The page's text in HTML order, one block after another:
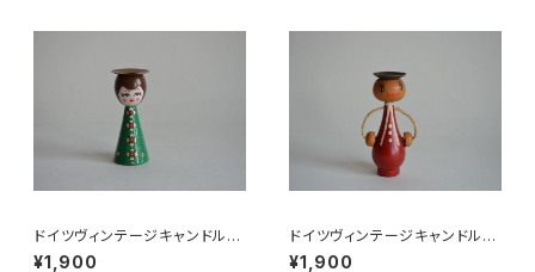
ドイツヴィンテージキャンドルホ
ルダー緑
¥1,900
ドイツヴィンテージキャンドルホ
ルダーにっこり赤
¥1,900